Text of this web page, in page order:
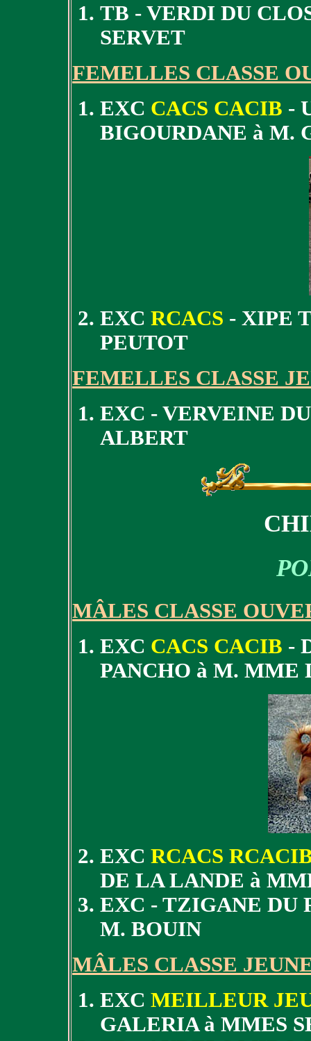
TB - VERDI DU
SERVET
FEMELLES CLASSE
EXC CACS CACIB -
BIGOURDANE à M.
EXC RCACS - XIPE
PEUTOT
FEMELLES CLASSE
EXC - VERVEINE
ALBERT
MÂLES CLASSE
EXC CACS CACIB -
PANCHO à M. MME
EXC RCACS
DE LA LANDE à
EXC - TZIGANE DU
M. BOUIN
MÂLES CLASSE
EXC MEILLEUR
GALERIA à MMES